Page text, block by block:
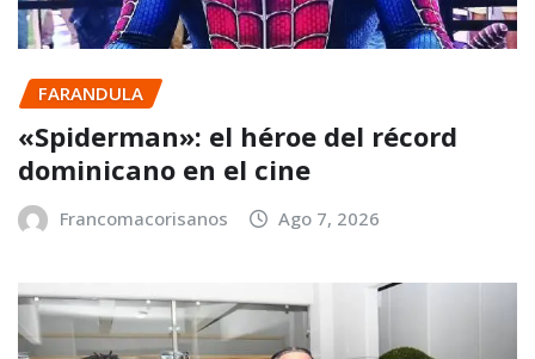
FARANDULA
«Spiderman»: el héroe del récord
dominicano en el cine
Francomacorisanos Ago 7, 2026